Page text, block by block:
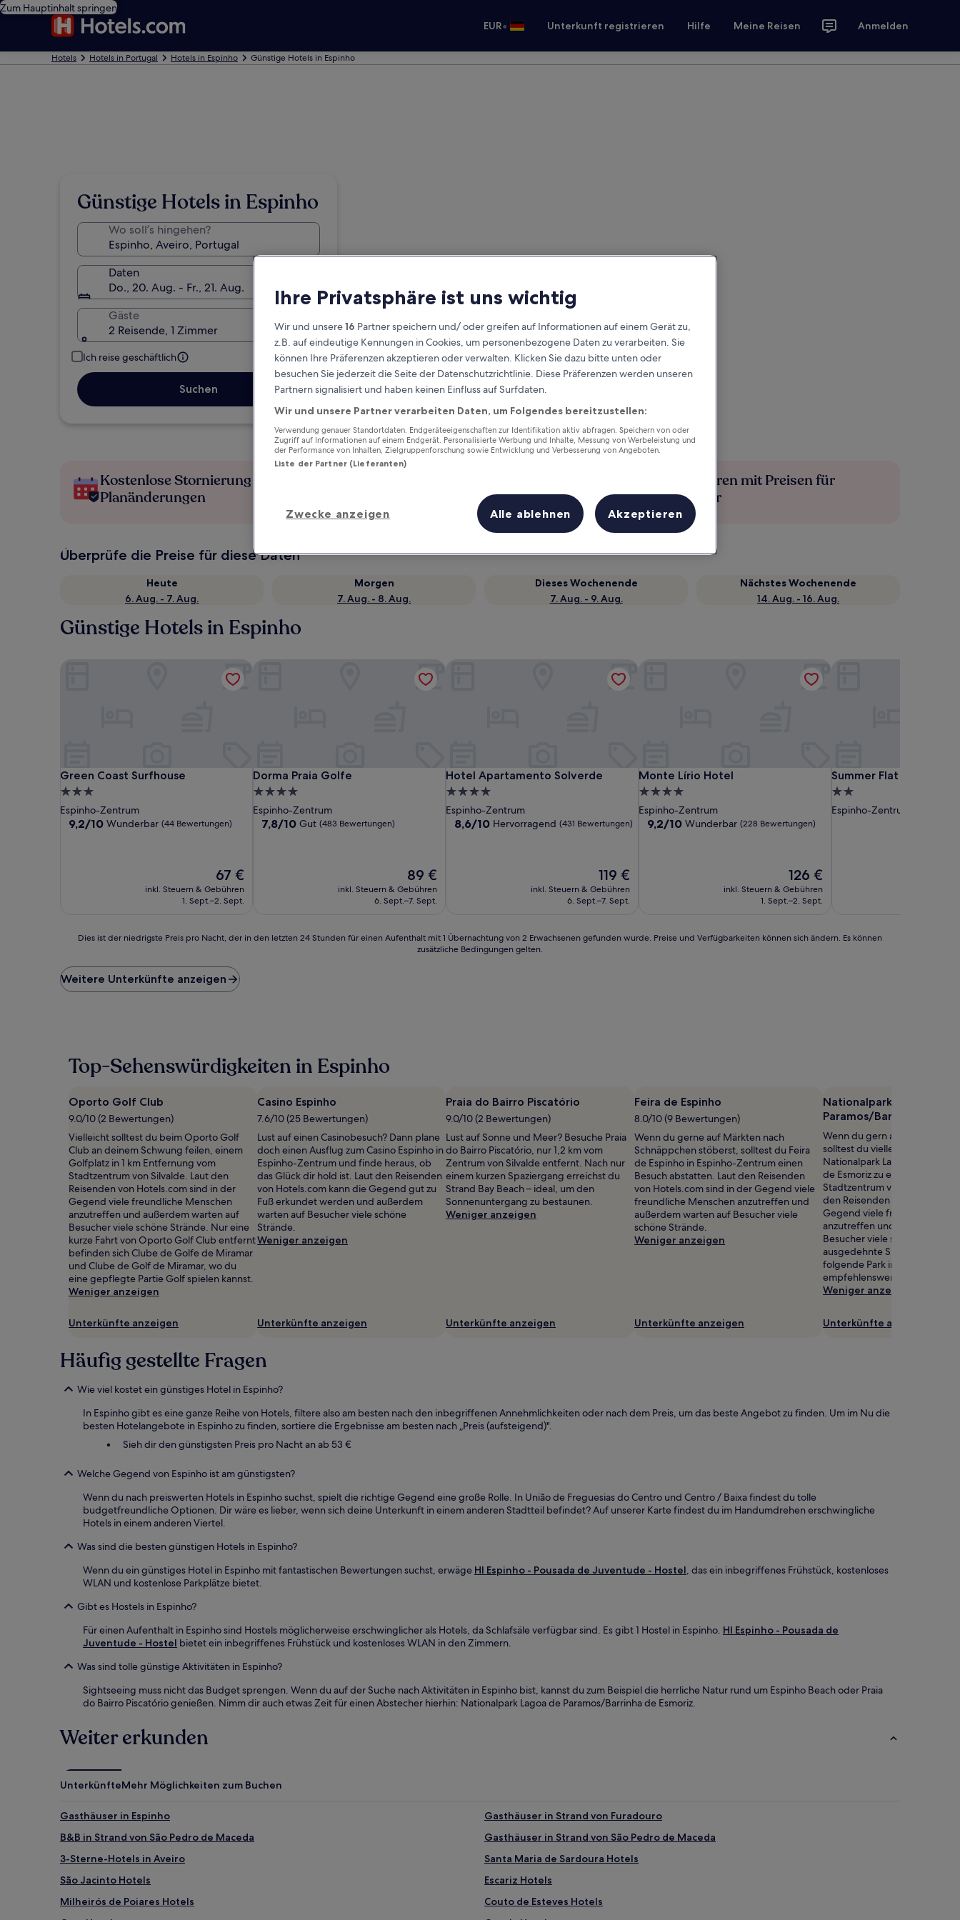
Zum Hauptinhalt springen
EUR• Unterkunft registrieren Hilfe Meine Reisen Anmelden
Hotels Hotels in Portugal Hotels in Espinho Günstige Hotels in Espinho
Günstige Hotels in Espinho
Wo soll’s hingehen?
Daten
Do., 20. Aug. - Fr., 21. Aug.
Gäste
2 Reisende, 1 Zimmer
Ich reise geschäftlich
Suchen
Kostenlose Stornierung bei
Planänderungen
wahrgenommene Übernachtung
Mehr sparen mit Preisen für
Mitglieder
Überprüfe die Preise für diese Daten
Heute
6. Aug. - 7. Aug.
Morgen
7. Aug. - 8. Aug.
Dieses Wochenende
7. Aug. - 9. Aug.
Nächstes Wochenende
14. Aug. - 16. Aug.
Günstige Hotels in Espinho
Green Coast Surfhouse
Green Coast Surfhouse
3.0-
Sterne-
Unterkunft
Espinho-Zentrum
9.2
9,2/10 Wunderbar (44 Bewertungen)
Der
Preis
beträgt
67 €
inkl. Steuern & Gebühren
1. Sept.–2. Sept.
Dorma Praia Golfe
Dorma Praia Golfe
4.0-
Sterne-
Unterkunft
Espinho-Zentrum
7.8
7,8/10 Gut (483 Bewertungen)
Der
Preis
beträgt
89 €
inkl. Steuern & Gebühren
6. Sept.–7. Sept.
Hotel Apartamento Solverde
Hotel Apartamento Solverde
4.0-
Sterne-
Unterkunft
Espinho-Zentrum
8.6
8,6/10 Hervorragend (431 Bewertungen)
Der
Preis
beträgt
119 €
inkl. Steuern & Gebühren
6. Sept.–7. Sept.
Monte Lírio Hotel
Monte Lírio Hotel
4.0-
Sterne-
Unterkunft
Espinho-Zentrum
9.2
9,2/10 Wunderbar (228 Bewertungen)
Der
Preis
beträgt
126 €
inkl. Steuern & Gebühren
1. Sept.–2. Sept.
Summer Flat by
Summer Flat by
2.0-
Sterne-
Espinho-Zentrum
der
niedrigste
Preis
letzten
24 Stunden
einen
Aufenthalt
mit
1 Übernachtung
von
2 Erwachsenen
gefunden
wurde.
Preise
und
Verfügbarkeiten
können
sich
ändern.
Es
können
Bedingungen
Dies ist der niedrigste Preis pro Nacht, der in den letzten 24 Stunden für einen Aufenthalt mit 1 Übernachtung von 2 Erwachsenen gefunden wurde. Preise und Verfügbarkeiten können sich ändern. Es können
zusätzliche Bedingungen gelten.
Weitere Unterkünfte anzeigen
Top-Sehenswürdigkeiten in Espinho
Oporto Golf Club
9.0/10 (2 Bewertungen)
Vielleicht solltest du beim Oporto Golf
Club an deinem Schwung feilen, einem
Golfplatz in 1 km Entfernung vom
Stadtzentrum von Silvalde. Laut den
Reisenden von Hotels.com sind in der
Gegend viele freundliche Menschen
anzutreffen und außerdem warten auf
Besucher viele schöne Strände. Nur eine
kurze Fahrt von Oporto Golf Club entfernt
befinden sich Clube de Golfe de Miramar
und Clube de Golf de Miramar, wo du
eine gepflegte Partie Golf spielen kannst.
Weniger anzeigen
Unterkünfte anzeigen
Casino Espinho
7.6/10 (25 Bewertungen)
Lust auf einen Casinobesuch? Dann plane
doch einen Ausflug zum Casino Espinho in
Espinho-Zentrum und finde heraus, ob
das Glück dir hold ist. Laut den Reisenden
von Hotels.com kann die Gegend gut zu
Fuß erkundet werden und außerdem
warten auf Besucher viele schöne
Strände.
Weniger anzeigen
Unterkünfte anzeigen
Praia do Bairro Piscatório
9.0/10 (2 Bewertungen)
Lust auf Sonne und Meer? Besuche Praia
do Bairro Piscatório, nur 1,2 km vom
Zentrum von Silvalde entfernt. Nach nur
einem kurzen Spaziergang erreichst du
Strand Bay Beach – ideal, um den
Sonnenuntergang zu bestaunen.
Weniger anzeigen
Unterkünfte anzeigen
Feira de Espinho
8.0/10 (9 Bewertungen)
Wenn du gerne auf Märkten nach
Schnäppchen stöberst, solltest du Feira
de Espinho in Espinho-Zentrum einen
Besuch abstatten. Laut den Reisenden
von Hotels.com sind in der Gegend viele
freundliche Menschen anzutreffen und
außerdem warten auf Besucher viele
schöne Strände.
Weniger anzeigen
Unterkünfte anzeigen
Nationalpark Lagoa de
Paramos/Barrinha de
Wenn du gern an der frischen
solltest du vielleicht Zeit
Nationalpark Lagoa de
de Esmoriz zu erkunden, 1,4
Stadtzentrum von Paramos
den Reisenden von
Gegend viele freundliche
anzutreffen und außerdem
Besucher viele schöne
ausgedehnte Spaziergänge
folgende Park in der Nähe
empfehlenswert: Parque do
Weniger anzeigen
Unterkünfte anzeigen
Häufig gestellte Fragen
Wie viel kostet ein günstiges Hotel in Espinho?
In Espinho gibt es eine ganze Reihe von Hotels, filtere also am besten nach den inbegriffenen Annehmlichkeiten oder nach dem Preis, um das beste Angebot zu finden. Um im Nu die
besten Hotelangebote in Espinho zu finden, sortiere die Ergebnisse am besten nach „Preis (aufsteigend)".
Sieh dir den günstigsten Preis pro Nacht an ab 53 €
Welche Gegend von Espinho ist am günstigsten?
Wenn du nach preiswerten Hotels in Espinho suchst, spielt die richtige Gegend eine große Rolle. In União de Freguesias do Centro und Centro / Baixa findest du tolle
budgetfreundliche Optionen. Dir wäre es lieber, wenn sich deine Unterkunft in einem anderen Stadtteil befindet? Auf unserer Karte findest du im Handumdrehen erschwingliche
Hotels in einem anderen Viertel.
Was sind die besten günstigen Hotels in Espinho?
Wenn du ein günstiges Hotel in Espinho mit fantastischen Bewertungen suchst, erwäge HI Espinho - Pousada de Juventude - Hostel, das ein inbegriffenes Frühstück, kostenloses
WLAN und kostenlose Parkplätze bietet.
Gibt es Hostels in Espinho?
Für einen Aufenthalt in Espinho sind Hostels möglicherweise erschwinglicher als Hotels, da Schlafsäle verfügbar sind. Es gibt 1 Hostel in Espinho. HI Espinho - Pousada de
Juventude - Hostel bietet ein inbegriffenes Frühstück und kostenloses WLAN in den Zimmern.
Was sind tolle günstige Aktivitäten in Espinho?
Sightseeing muss nicht das Budget sprengen. Wenn du auf der Suche nach Aktivitäten in Espinho bist, kannst du zum Beispiel die herrliche Natur rund um Espinho Beach oder Praia
do Bairro Piscatório genießen. Nimm dir auch etwas Zeit für einen Abstecher hierhin: Nationalpark Lagoa de Paramos/Barrinha de Esmoriz.
Weiter erkunden
UnterkünfteMehr Möglichkeiten zum Buchen
Gasthäuser in Espinho
Gasthäuser in Strand von Furadouro
B&B in Strand von São Pedro de Maceda
Gasthäuser in Strand von São Pedro de Maceda
3-Sterne-Hotels in Aveiro
Santa Maria de Sardoura Hotels
São Jacinto Hotels
Escariz Hotels
Milheirós de Poiares Hotels
Couto de Esteves Hotels
Ihre Privatsphäre ist uns wichtig
Wir und unsere16 Partner speichern und/ oder greifen auf Informationen auf einem Gerät zu,
z.B. auf eindeutige Kennungen in Cookies, um personenbezogene Daten zu verarbeiten. Sie
können Ihre Präferenzen akzeptieren oder verwalten. Klicken Sie dazu bitte unten oder
besuchen Sie jederzeit die Seite der Datenschutzrichtlinie. Diese Präferenzen werden unseren
Partnern signalisiert und haben keinen Einfluss auf Surfdaten.
Wir und unsere Partner verarbeiten Daten, um Folgendes bereitzustellen:
Verwendung genauer Standortdaten. Endgeräteeigenschaften zur Identifikation aktiv abfragen. Speichern von oder
Zugriff auf Informationen auf einem Endgerät. Personalisierte Werbung und Inhalte, Messung von Werbeleistung und
der Performance von Inhalten, Zielgruppenforschung sowie Entwicklung und Verbesserung von Angeboten.
Liste der Partner (Lieferanten)
Zwecke anzeigen Alle ablehnen Akzeptieren